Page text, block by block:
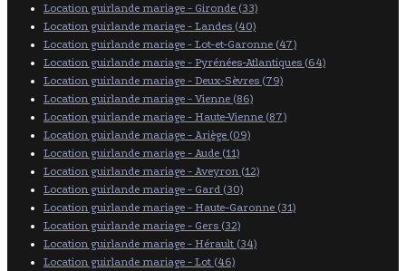
Location guirlande mariage - Gironde (33)
Location guirlande mariage - Landes (40)
Location guirlande mariage - Lot-et-Garonne (47)
Location guirlande mariage - Pyrénées-Atlantiques (64)
Location guirlande mariage - Deux-Sèvres (79)
Location guirlande mariage - Vienne (86)
Location guirlande mariage - Haute-Vienne (87)
Location guirlande mariage - Ariège (09)
Location guirlande mariage - Aude (11)
Location guirlande mariage - Aveyron (12)
Location guirlande mariage - Gard (30)
Location guirlande mariage - Haute-Garonne (31)
Location guirlande mariage - Gers (32)
Location guirlande mariage - Hérault (34)
Location guirlande mariage - Lot (46)